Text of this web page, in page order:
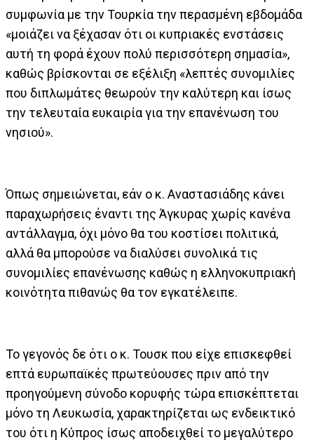
συμφωνία με την Τουρκία την περασμένη εβδομάδα
«μοιάζει να ξέχασαν ότι οι κυπριακές ενστάσεις
αυτή τη φορά έχουν πολύ περισσότερη σημασία»,
καθώς βρίσκονται σε εξέλιξη «λεπτές συνομιλίες
που διπλωμάτες θεωρούν την καλύτερη και ίσως
την τελευταία ευκαιρία για την επανένωση του
νησιού».
Όπως σημειώνεται, εάν ο κ. Αναστασιάδης κάνει
παραχωρήσεις έναντι της Άγκυρας χωρίς κανένα
αντάλλαγμα, όχι μόνο θα του κοστίσει πολιτικά,
αλλά θα μπορούσε να διαλύσει συνολικά τις
συνομιλίες επανένωσης καθώς η ελληνοκυπριακή
κοινότητα πιθανώς θα τον εγκατέλειπε.
Το γεγονός δε ότι o κ. Τουσκ που είχε επισκεφθεί
επτά ευρωπαϊκές πρωτεύουσες πριν από την
προηγούμενη σύνοδο κορυφής τώρα επισκέπτεται
μόνο τη Λευκωσία, χαρακτηρίζεται ως ενδεικτικό
του ότι η Κύπρος ίσως αποδειχθεί το μεγαλύτερο